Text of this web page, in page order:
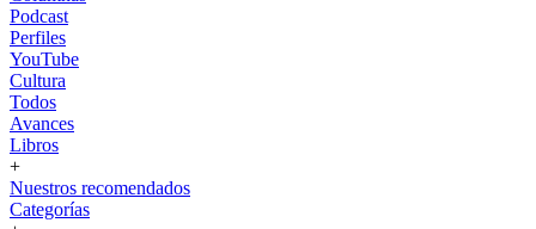
Podcast
Perfiles
YouTube
Cultura
Todos
Avances
Libros
+
Nuestros recomendados
Categorías